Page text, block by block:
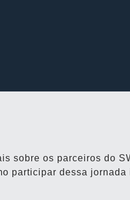
sobre os parceiros do
participar dessa